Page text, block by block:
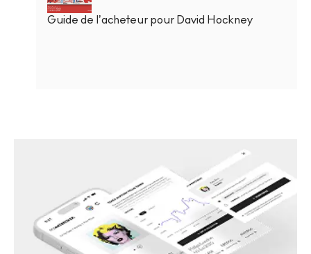
Guide de l’acheteur pour David Hockney